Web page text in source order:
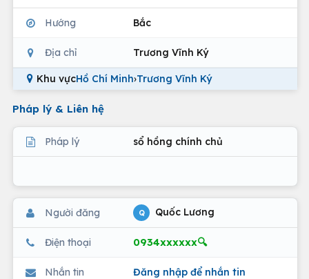
Hướng Bắc
Địa chỉ Trương Vĩnh Ký
Khu vựcHồ Chí Minh›Trương Vĩnh Ký
Pháp lý & Liên hệ
Pháp lý sổ hồng chính chủ
Người đăng Q Quốc Lương
Điện thoại 0934xxxxxx🔍
Nhắn tin Đăng nhập để nhắn tin